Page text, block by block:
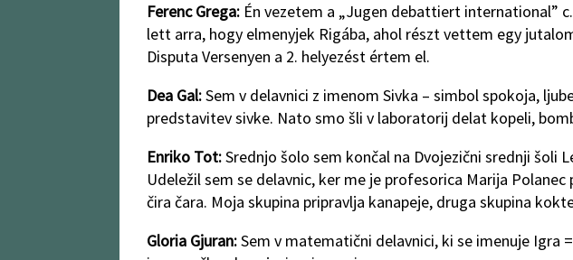
Ferenc Grega: Én vezetem a „Jugen debattiert international”
lett arra, hogy elmenyjek Rigába, ahol részt vettem egy
Disputa Versenyen a 2. helyezést értem el.
Dea Gal:Sem v delavnici z imenom Sivka – simbol spokoja,
predstavitev sivke. Nato smo šli v laboratorij delat kopeli,
Enriko Tot:Srednjo šolo sem končal na Dvojezični srednji šoli
Udeležil sem se delavnic, ker me je profesorica Marija
čira čara. Moja skupina pripravlja kanapeje, druga skupina
Gloria Gjuran:Sem v matematični delavnici, ki se imenuje Igra